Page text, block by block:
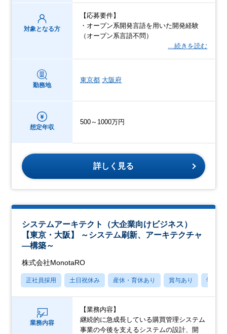
対象となる方
【応募要件】
・オープン系開発言語を用いた開発経験
（オープン系言語不問）
…続きを読む
勤務地
東京都 大阪府
想定年収
500～1000万円
詳しく見る
システムアーキテクト（大企業向けビジネス）
【東京・大阪】 ～システム刷新、アーキテクチャ
—構築～
株式会社MonotaRO
正社員採用 土日祝休み 産休・育休あり 賞与あり 学歴不
業務内容
【業務内容】
継続的に急成長している購買管理システム
事業の今後を支えるシステムの設計、開